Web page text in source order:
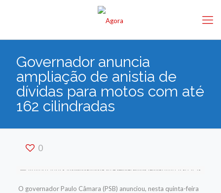
Governador anuncia
ampliação de anistia de
dívidas para motos com até
162 cilindradas
0
O governador Paulo Câmara (PSB) anunciou, nesta quinta-feira